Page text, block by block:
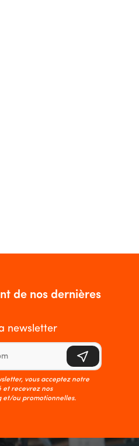
de nos dernières
newsletter
S'inscrire
vous acceptez notre
et recevrez nos
et/ou promotionnelles.